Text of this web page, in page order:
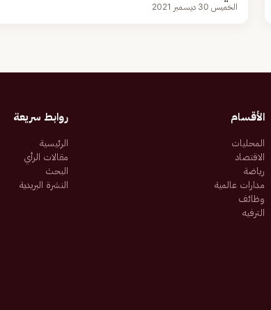
الخميس 30 ديسمبر 2021
الأقسام
المحليات
الاقتصاد
رياضة
مدارات عالمية
وظائف
الترفيه
روابط سريعة
الرئيسية
مقالات الرأي
البحث
النشرة البريدية